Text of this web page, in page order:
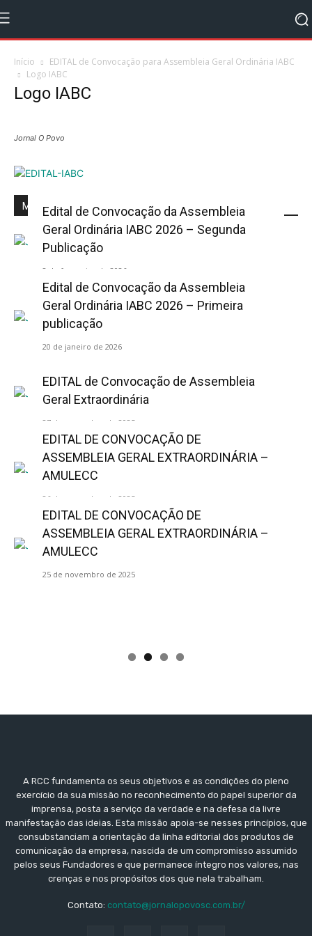
Início
EDITAL de Convocação para Assembleia Geral Ordinária IABC
Logo IABC
Logo IABC
Jornal O Povo
Mais Popular
Edital de Convocação da Assembleia
Geral Ordinária IABC 2026 – Segunda
Publicação
2 de fevereiro de 2026
Edital de Convocação da Assembleia
Geral Ordinária IABC 2026 – Primeira
publicação
20 de janeiro de 2026
EDITAL de Convocação de Assembleia
Geral Extraordinária
27 de novembro de 2025
EDITAL DE CONVOCAÇÃO DE
ASSEMBLEIA GERAL EXTRAORDINÁRIA –
AMULECC
26 de novembro de 2025
EDITAL DE CONVOCAÇÃO DE
ASSEMBLEIA GERAL EXTRAORDINÁRIA –
AMULECC
25 de novembro de 2025
A RCC fundamenta os seus objetivos e as condições do pleno
exercício da sua missão no reconhecimento do papel superior da
imprensa, posta a serviço da verdade e na defesa da livre
manifestação das ideias. Esta missão apoia-se nesses princípios, que
consubstanciam a orientação da linha editorial dos produtos de
comunicação da empresa, nascida de um compromisso assumido
pelos seus Fundadores e que permanece íntegro nos valores, nas
crenças e nos propósitos dos que nela trabalham.
Contato: contato@jornalopovosc.com.br/